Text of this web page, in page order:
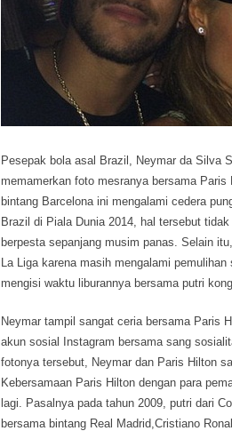
Pesepak bola asal Brazil, Neymar da Silva
memamerkan foto mesranya bersama
bintang Barcelona ini mengalami cedera
Brazil di Piala Dunia 2014, hal tersebut
berpesta sepanjang musim panas. Selain
La Liga karena masih mengalami
mengisi waktu liburannya bersama putri
Neymar tampil sangat ceria bersama Paris
akun sosial Instagram bersama sang
fotonya tersebut, Neymar dan Paris Hilton
Kebersamaan Paris Hilton dengan para
lagi. Pasalnya pada tahun 2009, putri dari
bersama bintang Real Madrid,Cristiano